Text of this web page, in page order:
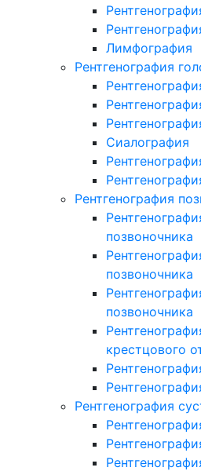
Лимфография
Рентгенография
Сиалография
Рентгенография
позвоночника
позвоночника
позвоночника
крестцового
Рентгенография